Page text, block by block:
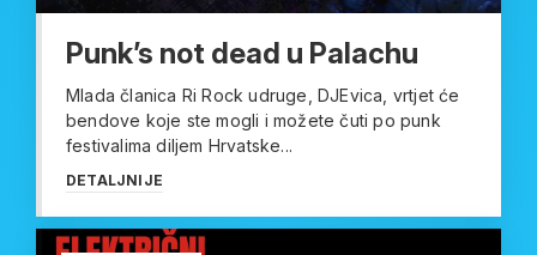
Punk’s not dead u Palachu
Mlada članica Ri Rock udruge, DJEvica, vrtjet će
bendove koje ste mogli i možete čuti po punk
festivalima diljem Hrvatske...
DETALJNIJE